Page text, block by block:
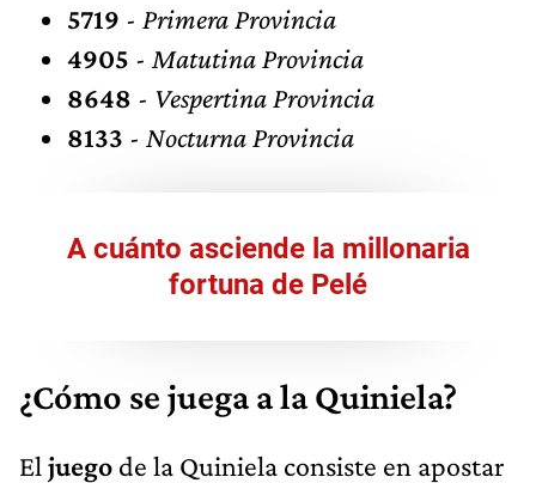
5719 - Primera Provincia
4905 - Matutina Provincia
8648 - Vespertina Provincia
8133 - Nocturna Provincia
A cuánto asciende la millonaria
fortuna de Pelé
¿Cómo se juega a la Quiniela?
El juego de la Quiniela consiste en apostar